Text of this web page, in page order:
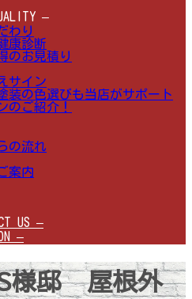
–
わり
康診断
のお見積り
サイン
装の色選びも当店がサポート
のご紹介！
の流れ
案内
US –
–
様邸 屋根外